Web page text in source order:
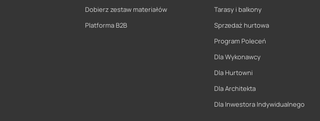
Dobierz zestaw materiałów
Platforma B2B
Tarasy i balkony
Sprzedaż hurtowa
Program Poleceń
Dla Wykonawcy
Dla Hurtowni
Dla Architekta
Dla Inwestora Indywidualnego